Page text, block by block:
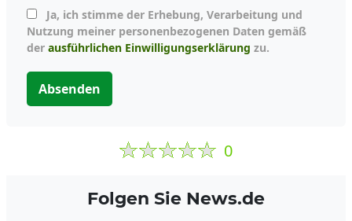
Nutzung meiner personenbezogenen Daten gemäß
der ausführlichen Einwilligungserklärung zu.
Absenden
0
Folgen Sie News.de